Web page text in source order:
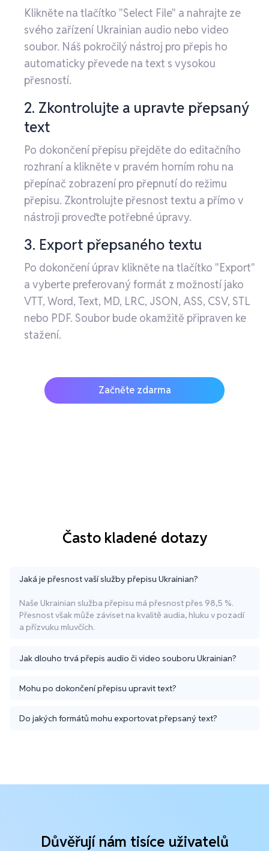
Klikněte na tlačítko "Select File" a nahrajte ze
svého zařízení Ukrainian audio nebo video
soubor. Náš pokročilý nástroj pro přepis ho
automaticky převede na text s vysokou
přesností.
2. Zkontrolujte a upravte přepsaný
text
Po dokončení přepisu přejděte do editačního
rozhraní a klikněte v pravém horním rohu na
přepínač zobrazení pro přepnutí do režimu
přepisu. Zkontrolujte přesnost textu a přímo v
nástroji proveďte potřebné úpravy.
3. Export přepsaného textu
Po dokončení úprav klikněte na tlačítko "Export"
a vyberte preferovaný formát z možností jako
VTT, Word, Text, MD, LRC, JSON, ASS, CSV, STL
nebo PDF. Soubor bude okamžitě připraven ke
stažení.
Začněte zdarma
Často kladené dotazy
Jaká je přesnost vaší služby přepisu Ukrainian?
Naše Ukrainian služba přepisu má přesnost přes 98,5 %.
Přesnost však může záviset na kvalitě audia, hluku v pozadí
a přízvuku mluvčích.
Jak dlouho trvá přepis audio či video souboru Ukrainian?
Mohu po dokončení přepisu upravit text?
Do jakých formátů mohu exportovat přepsaný text?
Důvěřují nám tisíce uživatelů